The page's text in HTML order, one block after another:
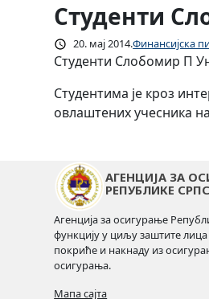
Студенти
20. мај 2014.Финансијска
Студенти Слобомир П
Студентима је кроз
овлаштених учесника
АГЕНЦИЈА ЗА
РЕПУБЛИКЕ
Агенција за осигурање
функцију у циљу заштите лица
покриће и накнаду из
осигурања.
Мапа сајта